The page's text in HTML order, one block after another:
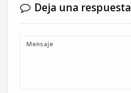
Deja una respuesta